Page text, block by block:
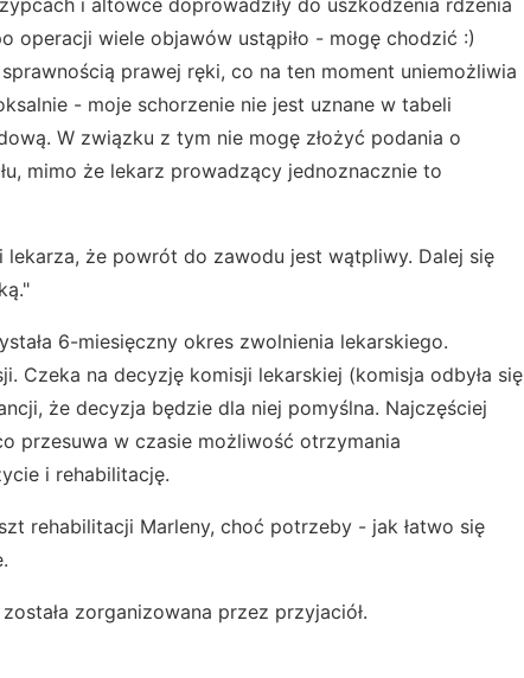
operacji wiele objawów ustąpiło - mogę chodzić :)
prawej ręki, co na ten moment uniemożliwia
- moje schorzenie nie jest uznane w tabeli
W związku z tym nie mogę złożyć podania o
mimo że lekarz prowadzący jednoznacznie to
lekarza, że powrót do zawodu jest wątpliwy. Dalej się
6-miesięczny okres zwolnienia lekarskiego.
Czeka na decyzję komisji lekarskiej (komisja odbyła się
że decyzja będzie dla niej pomyślna. Najczęściej
przesuwa w czasie możliwość otrzymania
i rehabilitację.
rehabilitacji Marleny, choć potrzeby - jak łatwo się
zorganizowana przez przyjaciół.